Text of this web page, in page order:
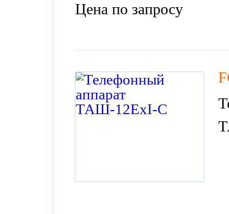
Цена по запросу